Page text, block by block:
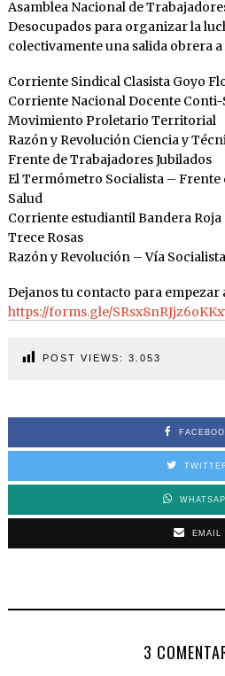
Asamblea Nacional de
Desocupados para organizar la
colectivamente una salida obrera a
Corriente Sindical Clasista Goyo
Corriente Nacional Docente
Movimiento Proletario Territorial
Razón y Revolución Ciencia y
Frente de Trabajadores Jubilados
El Termómetro Socialista – Frente
Salud
Corriente estudiantil Bandera Roja
Trece Rosas
Razón y Revolución – Vía Socialista
Dejanos tu contacto para
https://forms.gle/
POST VIEWS: 3.053
EMAIL
3